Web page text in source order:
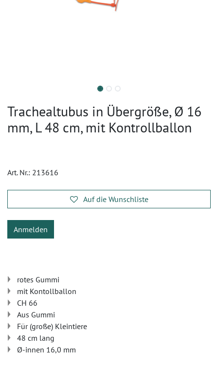
Trachealtubus in Übergröße, Ø 16
mm, L 48 cm, mit Kontrollballon
Art. Nr.: 213616
Auf die Wunschliste
Anmelden
rotes Gummi
mit Kontollballon
CH 66
Aus Gummi
Für (große) Kleintiere
48 cm lang
Ø-innen 16,0 mm